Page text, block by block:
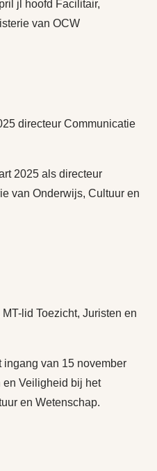
jl hoofd Facilitair,
van OCW
directeur Communicatie
2025 als directeur
van Onderwijs, Cultuur en
lid Toezicht, Juristen en
ingang van 15 november
en Veiligheid bij het
en Wetenschap.